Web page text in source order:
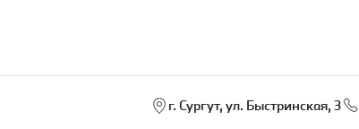
г. Сургут, ул. Быстринская, 3